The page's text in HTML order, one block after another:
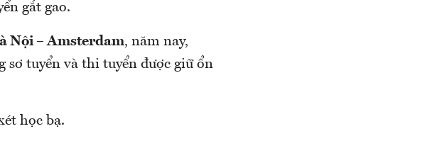
gắt gao.
Nội – Amsterdam, năm nay,
tuyển và thi tuyển được giữ ổn
học bạ.